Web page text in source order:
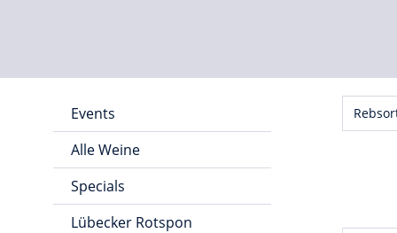
Events
Alle Weine
Specials
Lübecker Rotspon